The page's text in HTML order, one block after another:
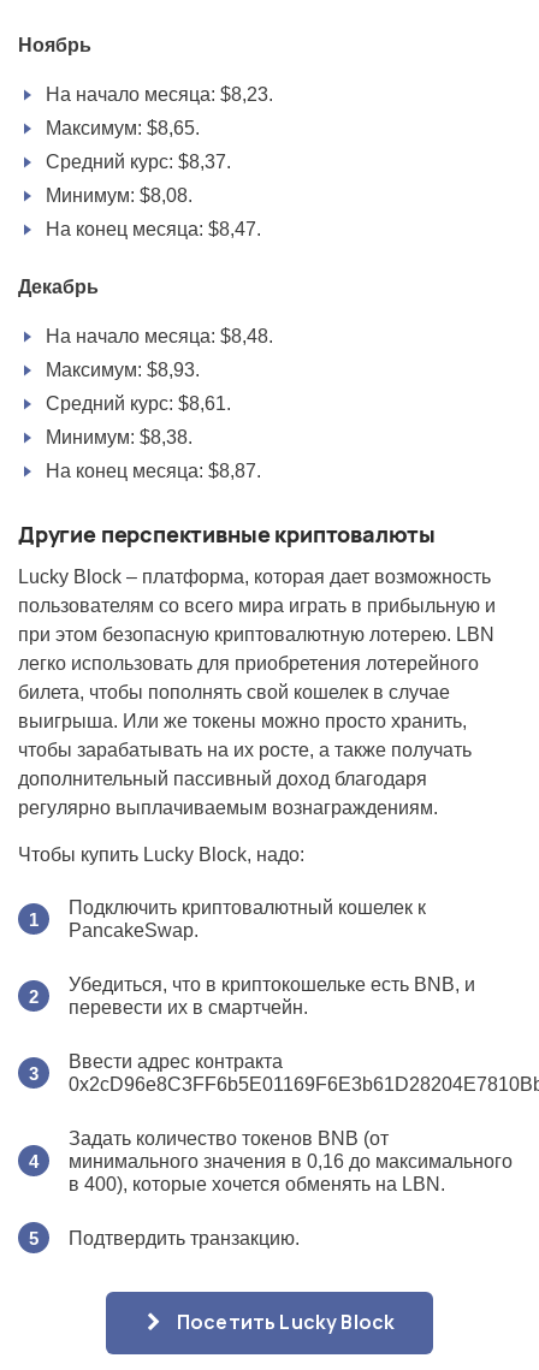
Ноябрь
На начало месяца: $8,23.
Максимум: $8,65.
Средний курс: $8,37.
Минимум: $8,08.
На конец месяца: $8,47.
Декабрь
На начало месяца: $8,48.
Максимум: $8,93.
Средний курс: $8,61.
Минимум: $8,38.
На конец месяца: $8,87.
Другие перспективные криптовалюты
Lucky Block – платформа, которая дает возможность
пользователям со всего мира играть в прибыльную и
при этом безопасную криптовалютную лотерею. LBN
легко использовать для приобретения лотерейного
билета, чтобы пополнять свой кошелек в случае
выигрыша. Или же токены можно просто хранить,
чтобы зарабатывать на их росте, а также получать
дополнительный пассивный доход благодаря
регулярно выплачиваемым вознаграждениям.
Чтобы купить Lucky Block, надо:
Подключить криптовалютный кошелек к
PancakeSwap.
Убедиться, что в криптокошельке есть BNB, и
перевести их в смартчейн.
Ввести адрес контракта
Задать количество токенов BNB (от
минимального значения в 0,16 до максимального
в 400), которые хочется обменять на LBN.
Подтвердить транзакцию.
Посетить Lucky Block